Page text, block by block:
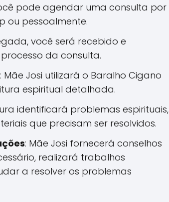
pode agendar uma consulta por
ou pessoalmente.
você será recebido e
da consulta.
: Mãe Josi utilizará o Baralho Cigano
espiritual detalhada.
identificará problemas espirituais,
que precisam ser resolvidos.
: Mãe Josi fornecerá conselhos
realizará trabalhos
a resolver os problemas